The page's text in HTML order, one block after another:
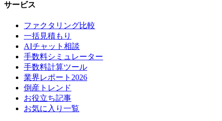
サービス
ファクタリング比較
一括見積もり
AIチャット相談
手数料シミュレーター
手数料計算ツール
業界レポート2026
倒産トレンド
お役立ち記事
お気に入り一覧